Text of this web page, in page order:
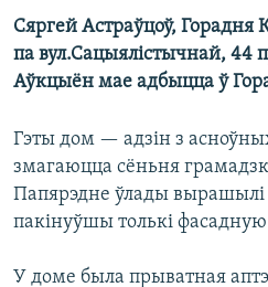
пошукуБЕЛАРУСЫ НА ВАЙНЕ
ПАЛІТВЯЗЬНІ
КАЛЯНДАР
АЎДЫЁКНІГІ
PREMIUM
НА ХВАЛЯХ СВАБОДЫ
TWITTER
Усе сайты РС/РСЭ
Сяргей Астраўцоў, Горадня
па вул.Сацыялістычнай, 44
Аўкцыён мае адбыцца ў
Гэты дом — адзін з
змагаюцца сёньня
Папярэдне ўлады вырашылі
пакінуўшы толькі
У доме была прыватная